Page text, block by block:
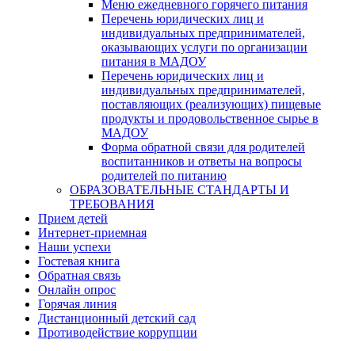
Меню ежедневного горячего питания
Перечень юридических лиц и
индивидуальных предпринимателей,
оказывающих услуги по организации
питания в МАДОУ
Перечень юридических лиц и
индивидуальных предпринимателей,
поставляющих (реализующих) пищевые
продукты и продовольственное сырье в
МАДОУ
Форма обратной связи для родителей
воспитанников и ответы на вопросы
родителей по питанию
ОБРАЗОВАТЕЛЬНЫЕ СТАНДАРТЫ И
ТРЕБОВАНИЯ
Прием детей
Интернет-приемная
Наши успехи
Гостевая книга
Обратная связь
Онлайн опрос
Горячая линия
Дистанционный детский сад
Противодействие коррупции